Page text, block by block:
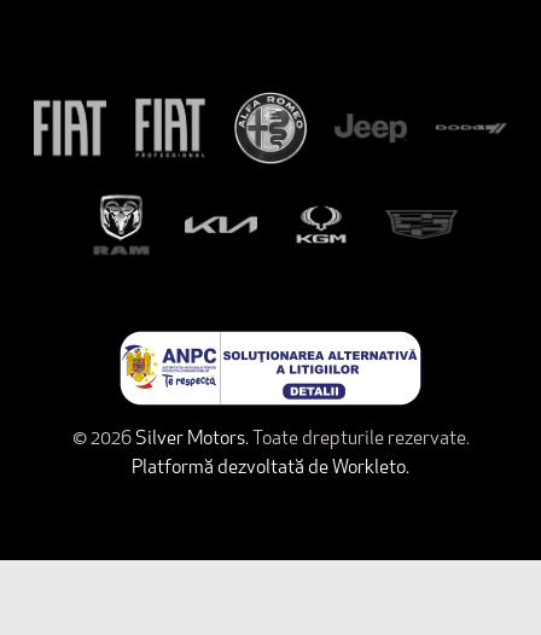
© 2026Silver Motors.Toate drepturile rezervate.
Platformă dezvoltată de Workleto.